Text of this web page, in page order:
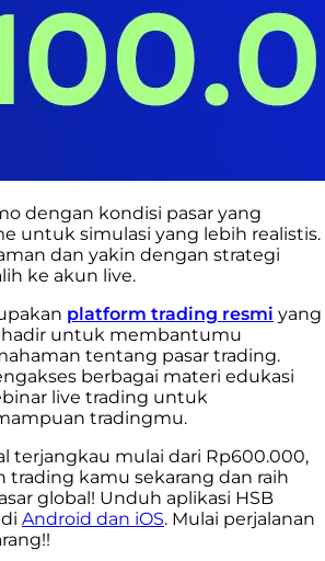
dengan kondisi pasar yang
untuk simulasi yang lebih realistis.
dan yakin dengan strategi
ke akun live.
platform trading resmi yang
hadir untuk membantumu
tentang pasar trading.
berbagai materi edukasi
live trading untuk
tradingmu.
terjangkau mulai dari Rp600.000,
trading kamu sekarang dan raih
global! Unduh aplikasi HSB
Android dan iOS. Mulai perjalanan